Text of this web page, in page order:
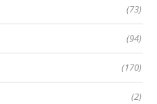
(73)
(94)
(170)
(2)